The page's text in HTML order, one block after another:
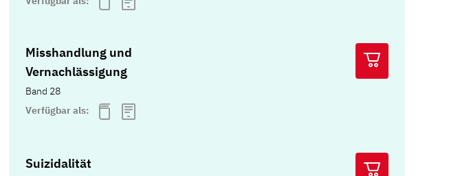
Misshandlung und
Vernachlässigung
Band 28
Verfügbar als:
Suizidalität